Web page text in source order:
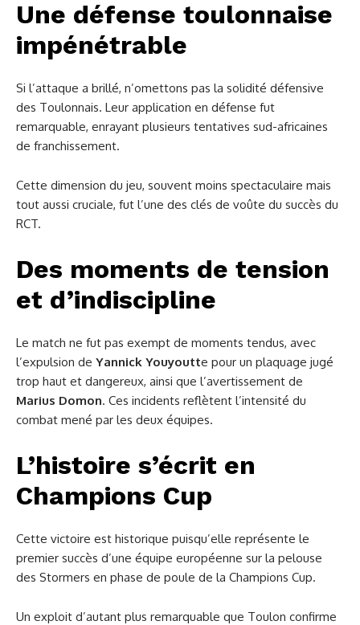
Une défense toulonnaise
impénétrable
Si l’attaque a brillé, n’omettons pas la solidité défensive
des Toulonnais. Leur application en défense fut
remarquable, enrayant plusieurs tentatives sud-africaines
de franchissement.
Cette dimension du jeu, souvent moins spectaculaire mais
tout aussi cruciale, fut l’une des clés de voûte du succès du
RCT.
Des moments de tension
et d’indiscipline
Le match ne fut pas exempt de moments tendus, avec
l’expulsion de Yannick Youyoutte pour un plaquage jugé
trop haut et dangereux, ainsi que l’avertissement de
Marius Domon. Ces incidents reflètent l’intensité du
combat mené par les deux équipes.
L’histoire s’écrit en
Champions Cup
Cette victoire est historique puisqu’elle représente le
premier succès d’une équipe européenne sur la pelouse
des Stormers en phase de poule de la Champions Cup.
Un exploit d’autant plus remarquable que Toulon confirme